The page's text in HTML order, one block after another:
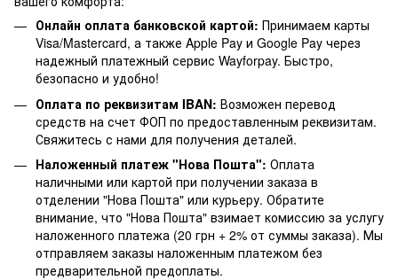
Онлайн оплата банковской картой: Принимаем карты
Visa/Mastercard, а также Apple Pay и Google Pay через
надежный платежный сервис Wayforpay. Быстро,
безопасно и удобно!
Оплата по реквизитам IBAN: Возможен перевод
средств на счет ФОП по предоставленным реквизитам.
Свяжитесь с нами для получения деталей.
Наложенный платеж "Нова Пошта": Оплата
наличными или картой при получении заказа в
отделении "Нова Пошта" или курьеру. Обратите
внимание, что "Нова Пошта" взимает комиссию за услугу
наложенного платежа (20 грн + 2% от суммы заказа). Мы
отправляем заказы наложенным платежом без
предварительной предоплаты.